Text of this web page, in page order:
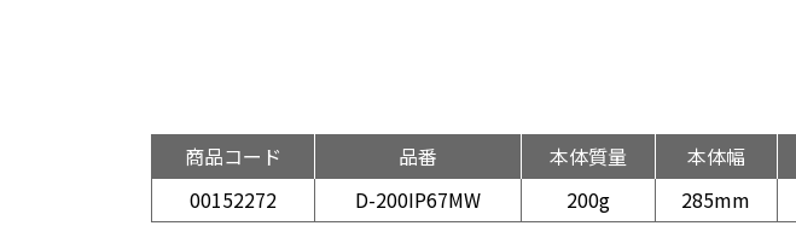
商品コード 品番 本体質量 本体幅
00152272
D-200IP67MW 200g 285mm